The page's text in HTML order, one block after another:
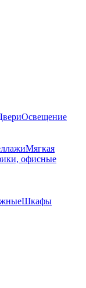
Освещение
Мягкая
офисные
Шкафы